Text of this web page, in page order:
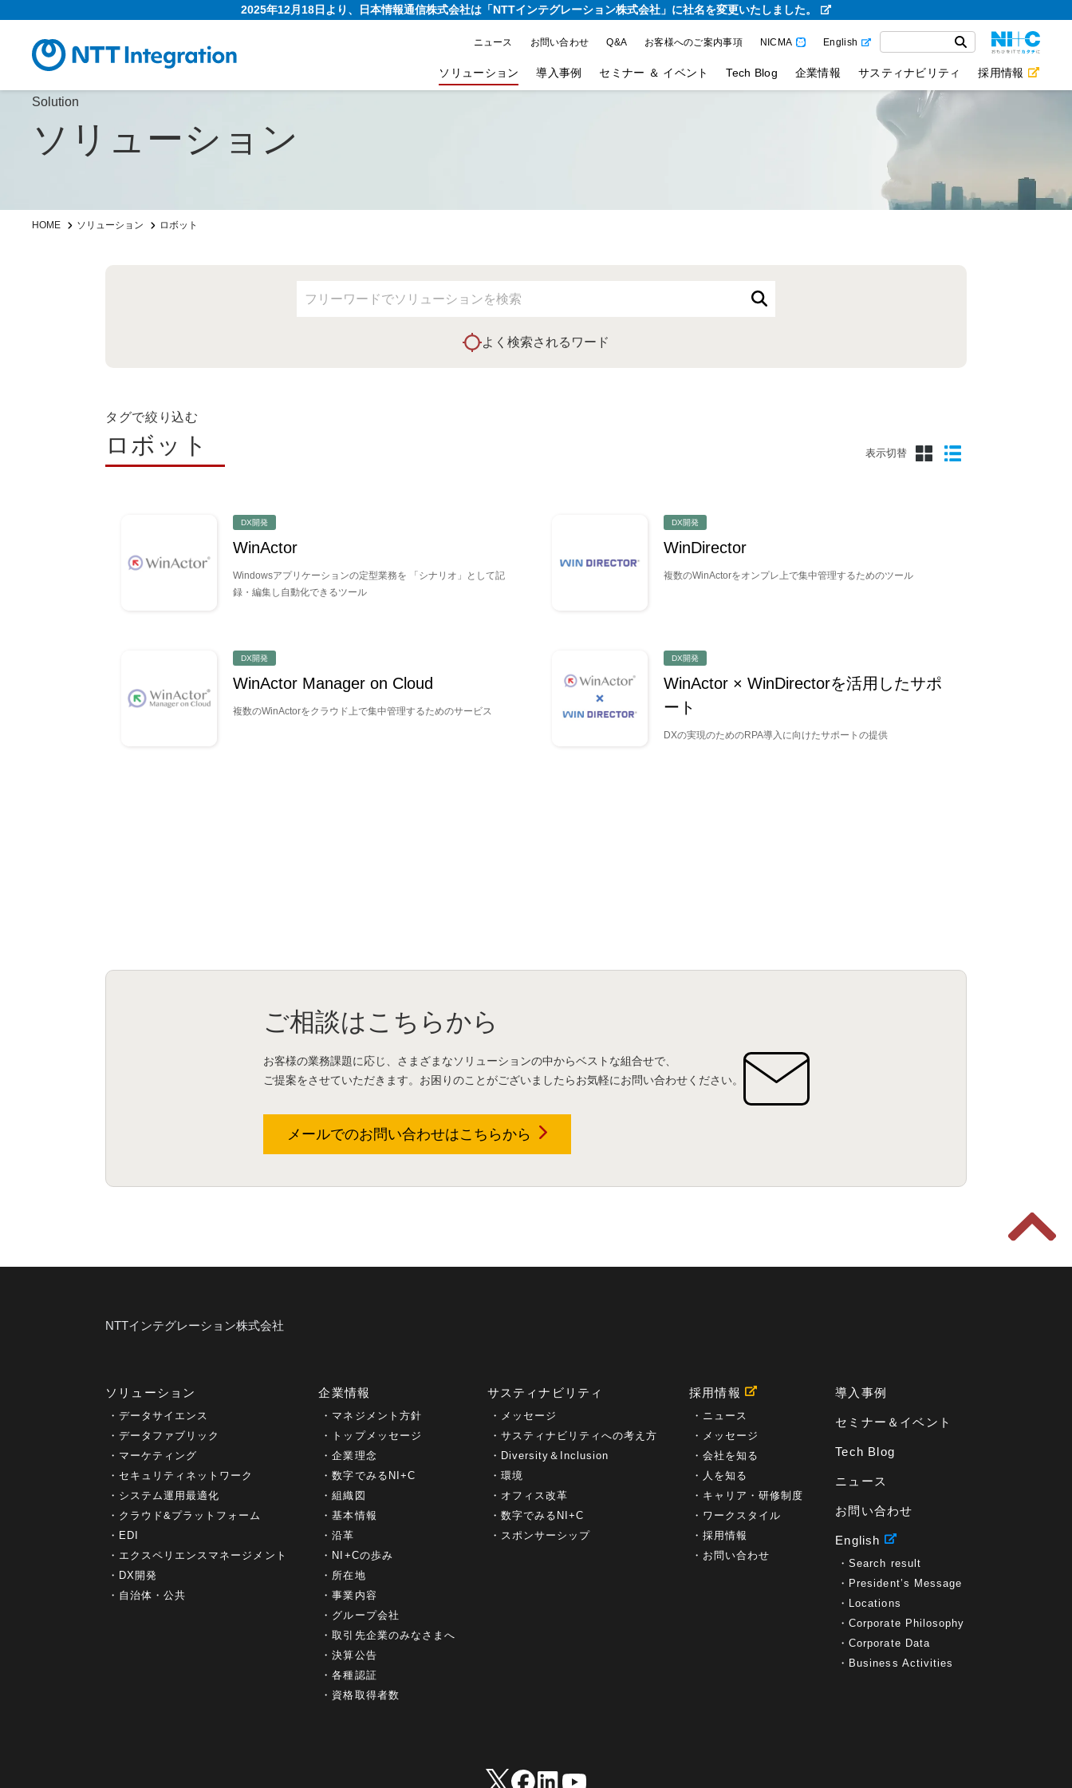
2025年12月18日より、日本情報通信株式会社は「NTTインテグレーション株式会社」に社名を変更いたしました。
ニュース お問い合わせ Q&A お客様へのご案内事項 NICMA English
ソリューション 導入事例 セミナー ＆ イベント Tech Blog 企業情報 サスティナビリティ 採用情報
Solution
ソリューション
HOME ソリューション ロボット
よく検索されるワード
タグで絞り込む
ロボット 表示切替
DX開発
WinActor
Windowsアプリケーションの定型業務を 「シナリオ」として記
録・編集し自動化できるツール
DX開発
WinDirector
複数のWinActorをオンプレ上で集中管理するためのツール
DX開発
WinActor Manager on Cloud
複数のWinActorをクラウド上で集中管理するためのサービス
DX開発
WinActor × WinDirectorを活用したサポ
ート
DXの実現のためのRPA導入に向けたサポートの提供
ご相談はこちらから
お客様の業務課題に応じ、さまざまなソリューションの中からベストな組合せで、
ご提案をさせていただきます。お困りのことがございましたらお気軽にお問い合わせください。
メールでのお問い合わせはこちらから
NTTインテグレーション株式会社
ソリューション
データサイエンス
データファブリック
マーケティング
セキュリティネットワーク
システム運用最適化
クラウド&プラットフォーム
EDI
エクスペリエンスマネージメント
DX開発
自治体・公共
企業情報
マネジメント方針
トップメッセージ
企業理念
数字でみるNI+C
組織図
基本情報
沿革
NI+Cの歩み
所在地
事業内容
グループ会社
取引先企業のみなさまへ
決算公告
各種認証
資格取得者数
サスティナビリティ
メッセージ
サスティナビリティへの考え方
Diversity＆Inclusion
環境
オフィス改革
数字でみるNI+C
スポンサーシップ
採用情報
ニュース
メッセージ
会社を知る
人を知る
キャリア・研修制度
ワークスタイル
採用情報
お問い合わせ
導入事例
セミナー＆イベント
Tech Blog
ニュース
お問い合わせ
English
Search result
President’s Message
Locations
Corporate Philosophy
Corporate Data
Business Activities